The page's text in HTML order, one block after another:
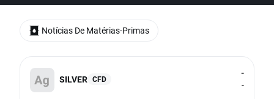
SILVER CFD
-
-
Notícias De Matérias-Primas